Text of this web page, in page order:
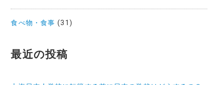
食べ物・食事 (31)
最近の投稿